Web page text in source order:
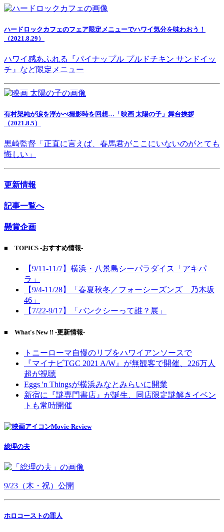
ハードロックカフェのフェア限定メニューでハワイ気分を味わおう！
（2021.8.29）
ハワイ感あふれる『パイナップル プルドチキン サンドイッ
チ』など限定メニュー
有村架純が涙を浮かべ撮影時を回想…「映画 太陽の子」舞台挨拶
（2021.8.5）
黒崎監督「正直に言えば、春馬君がここにいないのがとても
悔しい」
更新情報
記事一覧へ
懸賞企画
■ TOPICS -おすすめ情報-
【9/11-11/7】横浜・八景島シーパラダイス「アキパ
ラ」
【9/4-11/28】「春夏秋冬／フォーシーズンズ 乃木坂
46」
【7/22-9/17】「バンクシーって誰？展」
■ What's New !! -更新情報-
トニーローマ自慢のリブをハワイアンソースで
『マイナビTGC 2021 A/W』が無観客で開催、226万人
超が視聴
Eggs 'n Thingsが横浜みなとみらいに開業
新宿に『謎専門書店』が誕生、同店限定謎解きイベン
トも常時開催
Movie-Review
総理の夫
9/23（木・祝）公開
ホロコーストの罪人